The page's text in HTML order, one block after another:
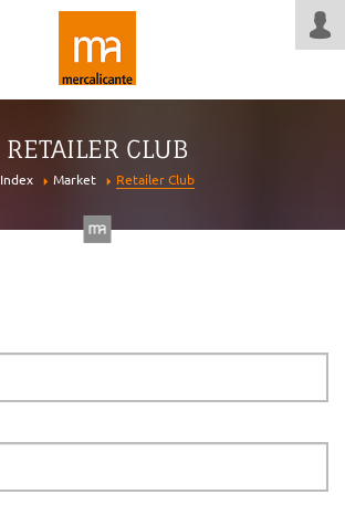
RETAILER CLUB
Index Market Retailer Club